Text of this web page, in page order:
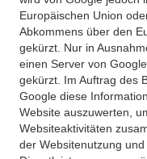
Europäischen Union
Abkommens über den
gekürzt. Nur in
einen Server von
gekürzt. Im Auftrag des
Google diese
Website auszuwerten,
Websiteaktivitäten
der Websitenutzung